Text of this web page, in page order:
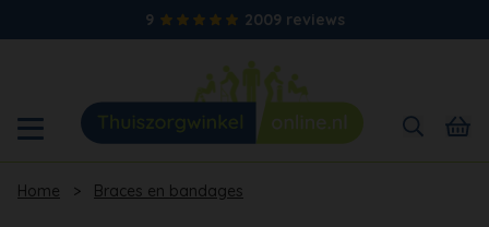
9 2009 reviews
Home > Braces en bandages